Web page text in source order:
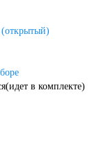
в комплекте)